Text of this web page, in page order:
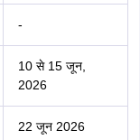
-
10 से 15 जून,
2026
22 जून 2026